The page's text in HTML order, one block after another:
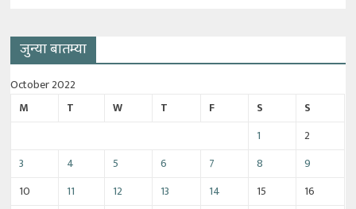
जुन्या बातम्या
October 2022
M
T W T F S
S
1
2
3
4 5 6 7 8
9
10
11 12 13 14 15 16